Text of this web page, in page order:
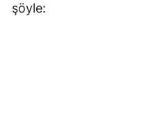
şöyle: